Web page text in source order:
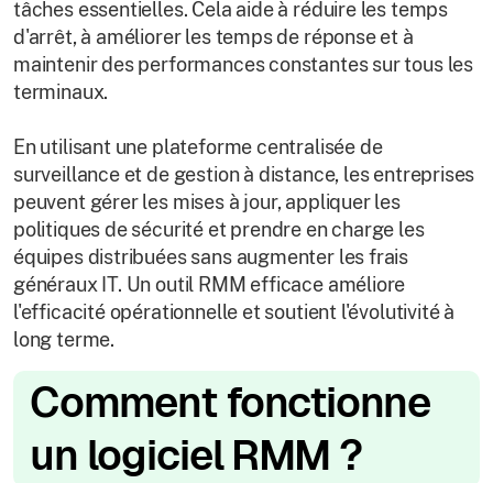
tâches essentielles. Cela aide à réduire les temps
d'arrêt, à améliorer les temps de réponse et à
maintenir des performances constantes sur tous les
terminaux.
En utilisant une plateforme centralisée de
surveillance et de gestion à distance, les entreprises
peuvent gérer les mises à jour, appliquer les
politiques de sécurité et prendre en charge les
équipes distribuées sans augmenter les frais
généraux IT. Un outil RMM efficace améliore
l'efficacité opérationnelle et soutient l'évolutivité à
long terme.
Comment fonctionne
un logiciel RMM ?